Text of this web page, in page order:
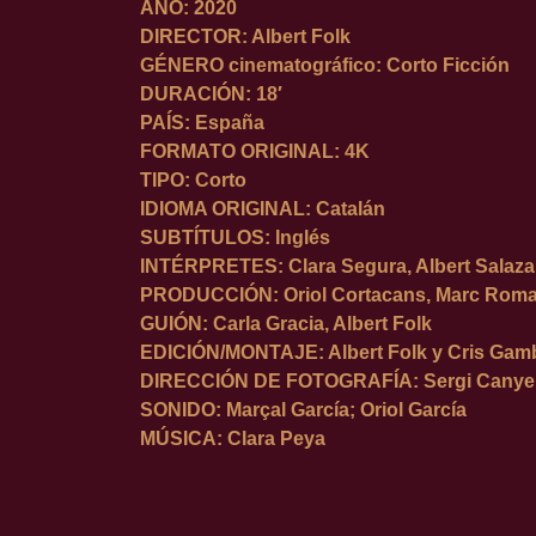
AÑO: 2020
DIRECTOR: Albert Folk
GÉNERO cinematográfico: Corto Ficción
DURACIÓN: 18′
PAÍS: España
FORMATO ORIGINAL: 4K
TIPO: Corto
IDIOMA ORIGINAL: Catalán
SUBTÍTULOS: Inglés
INTÉRPRETES: Clara Segura, Albert
PRODUCCIÓN: Oriol Cortacans, Marc
GUIÓN: Carla Gracia, Albert Folk
EDICIÓN/MONTAJE: Albert Folk y Cris
DIRECCIÓN DE FOTOGRAFÍA: Sergi
SONIDO: Marçal García; Oriol García
MÚSICA: Clara Peya